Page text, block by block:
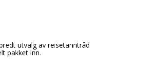
utvalg av reisetanntråd
pakket inn.